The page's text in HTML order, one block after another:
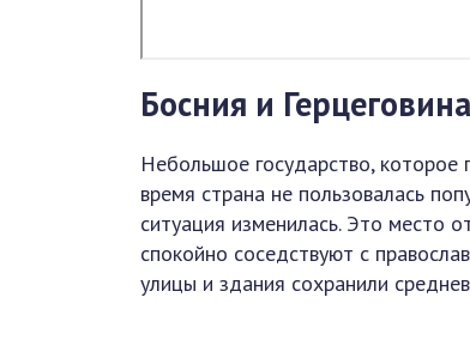
Босния и Герцеговина
Небольшое государство, которое
время страна не пользовалась
ситуация изменилась. Это место
спокойно соседствуют с
улицы и здания сохранили